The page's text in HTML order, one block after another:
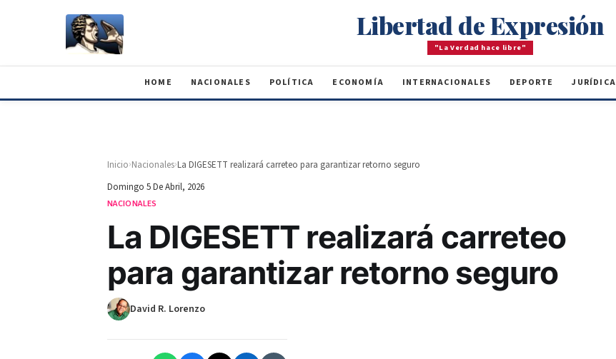
Libertad de Expresión
"La Verdad hace libre"
HOME NACIONALES POLÍTICA ECONOMÍA INTERNACIONALES DEPORTE JURÍDICA
Inicio›Nacionales›La DIGESETT realizará carreteo para garantizar retorno seguro
Domingo 5 De Abril, 2026
NACIONALES
La DIGESETT realizará carreteo
para garantizar retorno seguro
David R. Lorenzo